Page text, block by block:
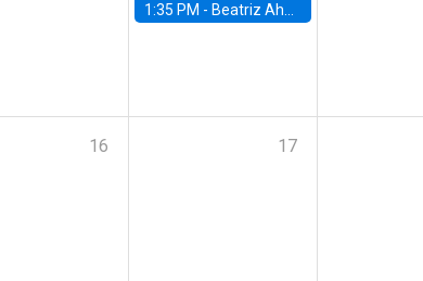
1:35 PM - Beatriz Ahumada, PhD candidate, Universidad de Pittsburgh
16 17